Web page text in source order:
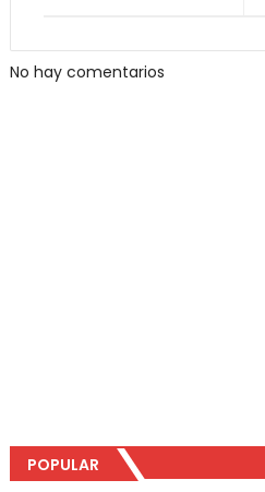
No hay comentarios
POPULAR